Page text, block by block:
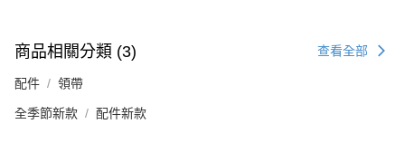
商品相關分類 (3) 查看全部
配件 領帶
全季節新款 配件新款